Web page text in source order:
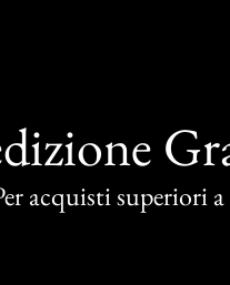
acquisti superiori